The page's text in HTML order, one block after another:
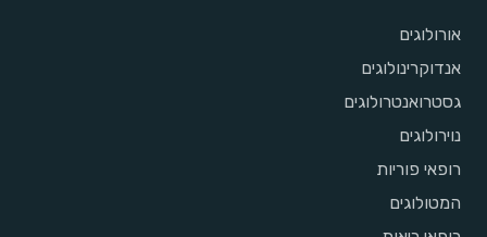
אורולוגים
אנדוקרינולוגים
גסטרואנטרולוגים
נוירולוגים
רופאי פוריות
המטולוגים